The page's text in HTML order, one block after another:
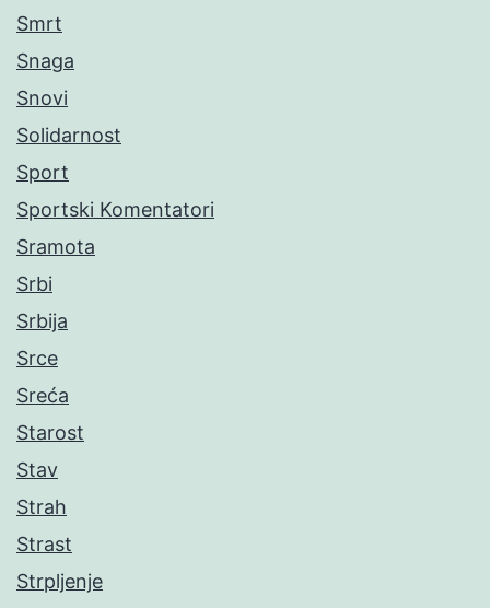
Smrt
Snaga
Snovi
Solidarnost
Sport
Sportski Komentatori
Sramota
Srbi
Srbija
Srce
Sreća
Starost
Stav
Strah
Strast
Strpljenje